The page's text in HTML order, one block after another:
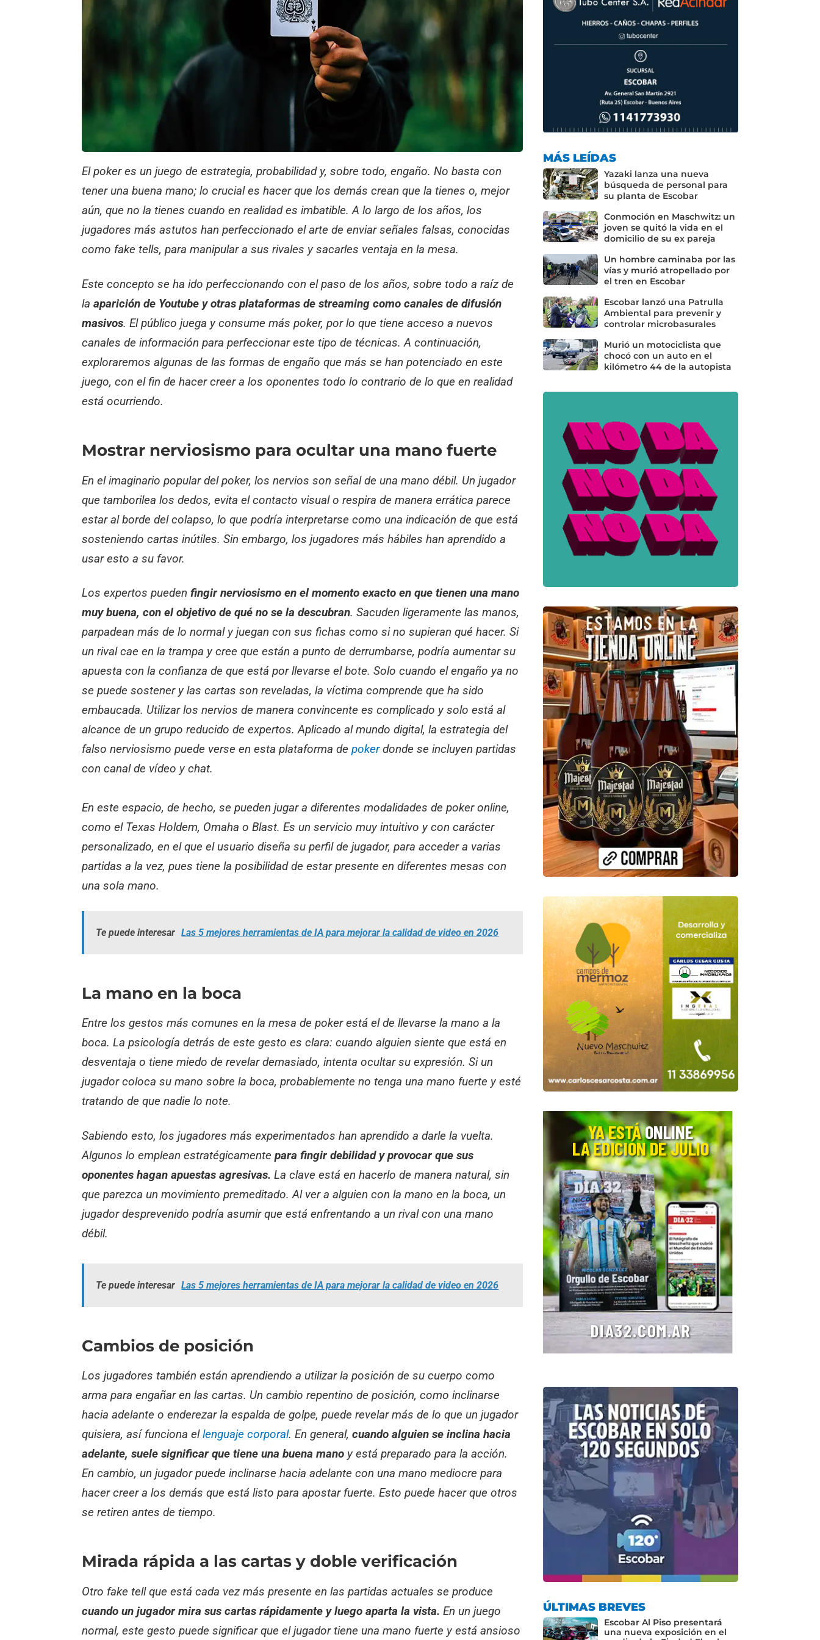
El poker es un juego de estrategia, probabilidad y, sobre todo, engaño. No basta con
tener una buena mano; lo crucial es hacer que los demás crean que la tienes o, mejor
aún, que no la tienes cuando en realidad es imbatible. A lo largo de los años, los
jugadores más astutos han perfeccionado el arte de enviar señales falsas, conocidas
como fake tells, para manipular a sus rivales y sacarles ventaja en la mesa.
Este concepto se ha ido perfeccionando con el paso de los años, sobre todo a raíz de
laaparición de Youtube y otras plataformas de streaming como canales de difusión
masivos. El público juega y consume más poker, por lo que tiene acceso a nuevos
canales de información para perfeccionar este tipo de técnicas. A continuación,
exploraremos algunas de las formas de engaño que más se han potenciado en este
juego, con el fin de hacer creer a los oponentes todo lo contrario de lo que en realidad
está ocurriendo.
Mostrar nerviosismo para ocultar una mano fuerte
En el imaginario popular del poker, los nervios son señal de una mano débil. Un jugador
que tamborilea los dedos, evita el contacto visual o respira de manera errática parece
estar al borde del colapso, lo que podría interpretarse como una indicación de que está
sosteniendo cartas inútiles. Sin embargo, los jugadores más hábiles han aprendido a
usar esto a su favor.
Los expertos puedenfingir nerviosismo en el momento exacto en que tienen una mano
muy buena, con el objetivo de qué no se la descubran. Sacuden ligeramente las manos,
parpadean más de lo normal y juegan con sus fichas como si no supieran qué hacer. Si
un rival cae en la trampa y cree que están a punto de derrumbarse, podría aumentar su
apuesta con la confianza de que está por llevarse el bote. Solo cuando el engaño ya no
se puede sostener y las cartas son reveladas, la víctima comprende que ha sido
embaucada. Utilizar los nervios de manera convincente es complicado y solo está al
alcance de un grupo reducido de expertos. Aplicado al mundo digital, la estrategia del
falso nerviosismo puede verse en esta plataforma depokerdonde se incluyen partidas
con canal de vídeo y chat.
En este espacio, de hecho, se pueden jugar a diferentes modalidades de poker online,
como el Texas Holdem, Omaha o Blast. Es un servicio muy intuitivo y con carácter
personalizado, en el que el usuario diseña su perfil de jugador, para acceder a varias
partidas a la vez, pues tiene la posibilidad de estar presente en diferentes mesas con
una sola mano.
Te puede interesar Las 5 mejores herramientas de IA para mejorar la calidad de video en 2026
La mano en la boca
Entre los gestos más comunes en la mesa de poker está el de llevarse la mano a la
boca. La psicología detrás de este gesto es clara: cuando alguien siente que está en
desventaja o tiene miedo de revelar demasiado, intenta ocultar su expresión. Si un
jugador coloca su mano sobre la boca, probablemente no tenga una mano fuerte y esté
tratando de que nadie lo note.
Sabiendo esto, los jugadores más experimentados han aprendido a darle la vuelta.
Algunos lo emplean estratégicamentepara fingir debilidad y provocar que sus
oponentes hagan apuestas agresivas. La clave está en hacerlo de manera natural, sin
que parezca un movimiento premeditado. Al ver a alguien con la mano en la boca, un
jugador desprevenido podría asumir que está enfrentando a un rival con una mano
débil.
Te puede interesar Las 5 mejores herramientas de IA para mejorar la calidad de video en 2026
Cambios de posición
Los jugadores también están aprendiendo a utilizar la posición de su cuerpo como
arma para engañar en las cartas. Un cambio repentino de posición, como inclinarse
hacia adelante o enderezar la espalda de golpe, puede revelar más de lo que un jugador
quisiera, así funciona ellenguaje corporal. En general,cuando alguien se inclina hacia
adelante, suele significar que tiene una buena mano y está preparado para la acción.
En cambio, un jugador puede inclinarse hacia adelante con una mano mediocre para
hacer creer a los demás que está listo para apostar fuerte. Esto puede hacer que otros
se retiren antes de tiempo.
Mirada rápida a las cartas y doble verificación
Otro fake tellque está cada vez más presente en las partidas actuales se produce
cuando un jugador mira sus cartas rápidamente y luego aparta la vista. En un juego
normal, este gesto puede significar que el jugador tiene una mano fuerte y está ansioso
MÁS LEÍDAS
Yazaki lanza una nueva
búsqueda de personal para
su planta de Escobar
Conmoción en Maschwitz: un
joven se quitó la vida en el
domicilio de su ex pareja
Un hombre caminaba por las
vías y murió atropellado por
el tren en Escobar
Escobar lanzó una Patrulla
Ambiental para prevenir y
controlar microbasurales
Murió un motociclista que
chocó con un auto en el
kilómetro 44 de la autopista
ÚLTIMAS BREVES
Escobar Al Piso presentará
una nueva exposición en el